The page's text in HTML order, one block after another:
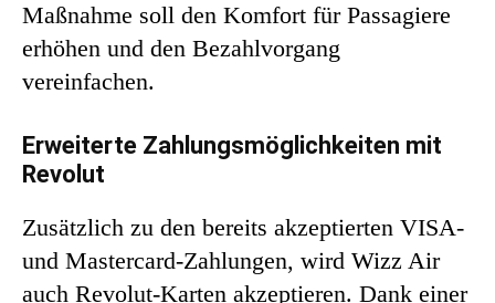
Maßnahme soll den Komfort für Passagiere
erhöhen und den Bezahlvorgang
vereinfachen.
Erweiterte Zahlungsmöglichkeiten mit
Revolut
Zusätzlich zu den bereits akzeptierten VISA-
und Mastercard-Zahlungen, wird Wizz Air
auch Revolut-Karten akzeptieren. Dank einer